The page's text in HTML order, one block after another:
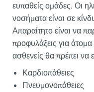
ευπαθείς ομάδες. Οι
νοσήματα είναι σε
Απαραίτητο είναι να
προφυλάξεις για
ασθενείς θα πρέπει να
Καρδιοπάθειες
Πνευμονοπάθειες